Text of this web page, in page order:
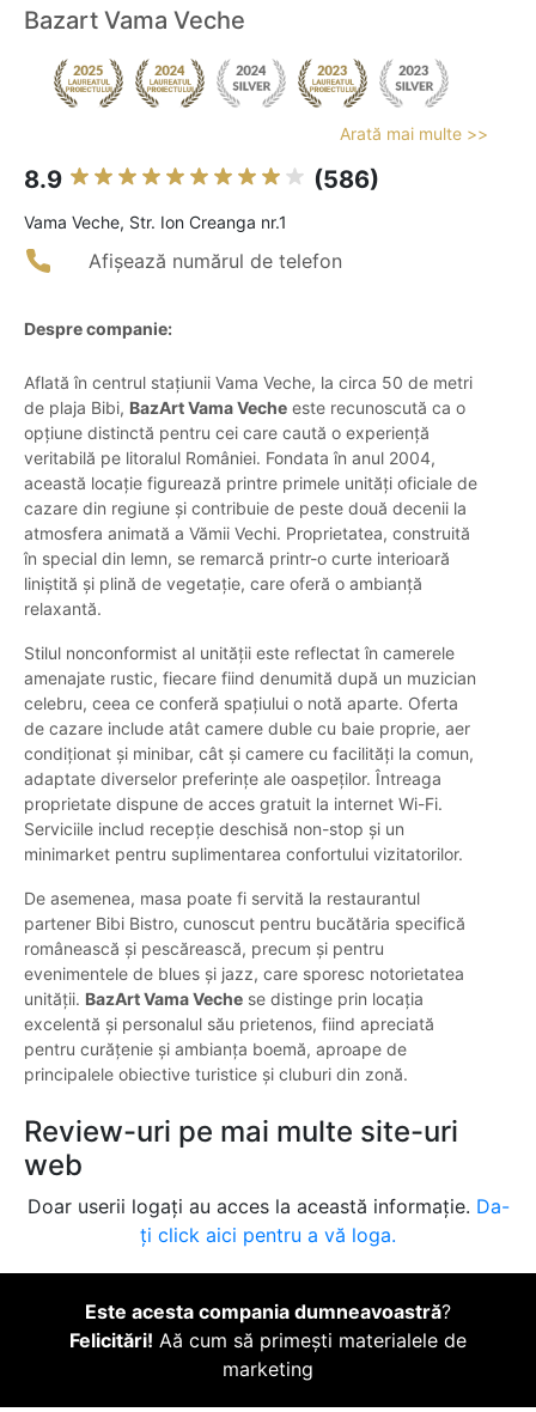
Bazart Vama Veche
Arată mai multe >>
8.9 (586)
Vama Veche, Str. Ion Creanga nr.1
Afișează numărul de telefon
Despre companie:
Aflată în centrul stațiunii Vama Veche, la circa 50 de metri
de plaja Bibi, BazArt Vama Veche este recunoscută ca o
opțiune distinctă pentru cei care caută o experiență
veritabilă pe litoralul României. Fondata în anul 2004,
această locație figurează printre primele unități oficiale de
cazare din regiune și contribuie de peste două decenii la
atmosfera animată a Vămii Vechi. Proprietatea, construită
în special din lemn, se remarcă printr-o curte interioară
liniștită și plină de vegetație, care oferă o ambianță
relaxantă.
Stilul nonconformist al unității este reflectat în camerele
amenajate rustic, fiecare fiind denumită după un muzician
celebru, ceea ce conferă spațiului o notă aparte. Oferta
de cazare include atât camere duble cu baie proprie, aer
condiționat și minibar, cât și camere cu facilități la comun,
adaptate diverselor preferințe ale oaspeților. Întreaga
proprietate dispune de acces gratuit la internet Wi-Fi.
Serviciile includ recepție deschisă non-stop și un
minimarket pentru suplimentarea confortului vizitatorilor.
De asemenea, masa poate fi servită la restaurantul
partener Bibi Bistro, cunoscut pentru bucătăria specifică
românească și pescărească, precum și pentru
evenimentele de blues și jazz, care sporesc notorietatea
unității. BazArt Vama Veche se distinge prin locația
excelentă și personalul său prietenos, fiind apreciată
pentru curățenie și ambianța boemă, aproape de
principalele obiective turistice și cluburi din zonă.
Review-uri pe mai multe site-uri
web
Doar userii logați au acces la această informație. Da-
ți click aici pentru a vă loga.
Este acesta compania dumneavoastră?
Felicitări! Aă cum să primești materialele de
marketing